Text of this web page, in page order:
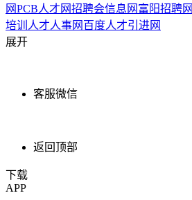
网PCB人才网招聘会信息网 富阳招聘网
培训 人才人事网 百度人才引进网
展开
客服微信
返回顶部
下载
APP